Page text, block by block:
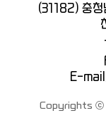
(31182) 충청
E-
Copyrights ⓒ